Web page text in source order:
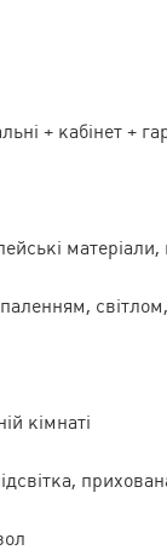
+ кабінет +
матеріали,
кімнаті